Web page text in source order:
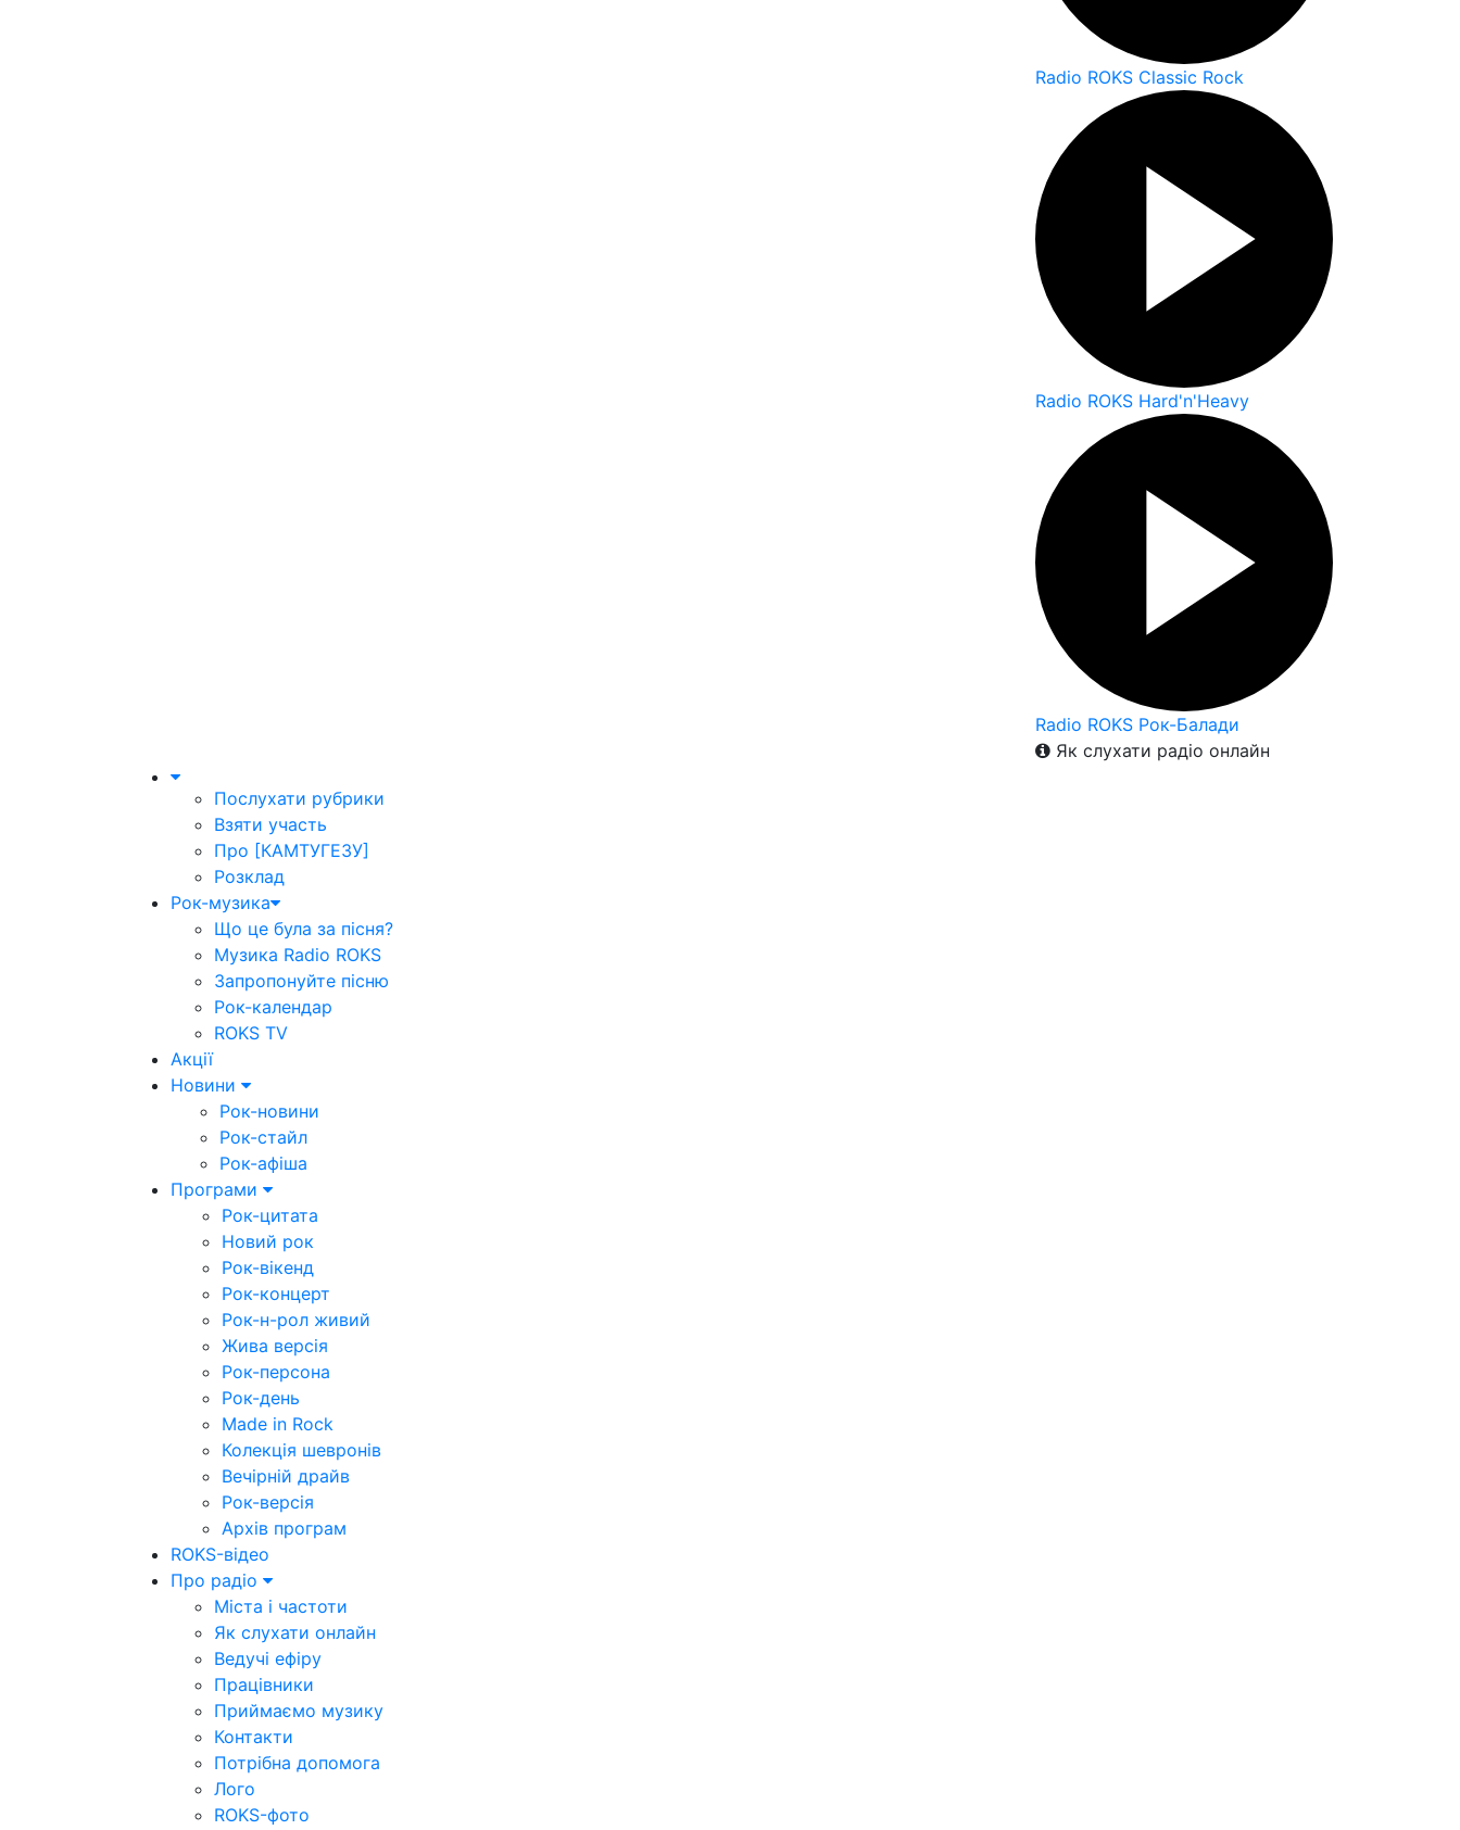
Radio ROKS Classic Rock
Radio ROKS Hard'n'Heavy
Radio ROKS Рок-Балади
Як слухати радіо онлайн
Послухати рубрики
Взяти участь
Про [КАМТУГЕЗУ]
Розклад
Рок-музика
Що це була за пісня?
Музика Radio ROKS
Запропонуйте пісню
Рок-календар
ROKS TV
Акції
Новини
Рок-новини
Рок-стайл
Рок-афіша
Програми
Рок-цитата
Новий рок
Рок-вікенд
Рок-концерт
Рок-н-рол живий
Жива версія
Рок-персона
Рок-день
Made in Rock
Колекція шевронів
Вечірній драйв
Рок-версія
Архів програм
ROKS-відео
Про радіо
Міста і частоти
Як слухати онлайн
Ведучі ефіру
Працівники
Приймаємо музику
Контакти
Потрібна допомога
Лого
ROKS-фото